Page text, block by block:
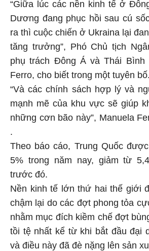
“Giữa lúc các nền kinh tế ở
Dương đang phục hồi sau cú
ra thì cuộc chiến ở Ukraina lại
tăng trưởng”, Phó Chủ tịch
phụ trách Đông Á và Thái Bình
Ferro, cho biết trong một tuyên bố.
“Và các chính sách hợp lý và
mạnh mẽ của khu vực sẽ giúp
những cơn bão này”, Manuela
.
Theo báo cáo, Trung Quốc
5% trong năm nay, giảm từ
trước đó.
Nền kinh tế lớn thứ hai thế giới
chậm lại do các đợt phong tỏa
nhằm mục đích kiềm chế đợt
tồi tệ nhất kể từ khi bắt đầu đại
và điều này đã đè nặng lên sản